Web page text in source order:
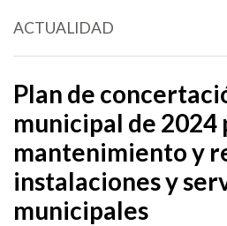
ACTUALIDAD
Plan de
municipal de 2024
mantenimiento y
instalaciones y
municipales